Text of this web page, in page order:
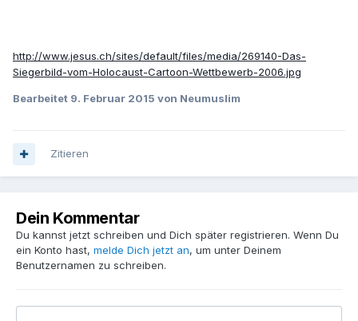
http://www.jesus.ch/sites/default/files/media/269140-Das-
Siegerbild-vom-Holocaust-Cartoon-Wettbewerb-2006.jpg
Bearbeitet 9. Februar 2015 von Neumuslim
Zitieren
Dein Kommentar
Du kannst jetzt schreiben und Dich später registrieren. Wenn Du
ein Konto hast, melde Dich jetzt an, um unter Deinem
Benutzernamen zu schreiben.